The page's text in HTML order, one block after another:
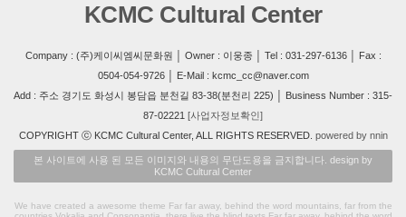
KCMC Cultural Center
Company : (주)케이씨엠씨문화원 │ Owner : 이웅종 │ Tel : 031-297-6136 │ Fax :
0504-054-9726 │ E-Mail : kcmc_cc@naver.com
Add : 주소 경기도 화성시 봉담읍 분천길 83-38(분천리 225) │ Business Number : 315-
87-02221 [사업자정보확인]
COPYRIGHT ⓒ KCMC Cultural Center, ALL RIGHTS RESERVED. powered by nnin
본 사이트에 사용 된 모든 이미지와 내용의 무단도용을 금지합니다. design by
KCMC Cultural Center
We have created a awesome theme Far far away, behind the word mountains, far from the